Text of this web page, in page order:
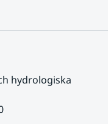
hydrologiska